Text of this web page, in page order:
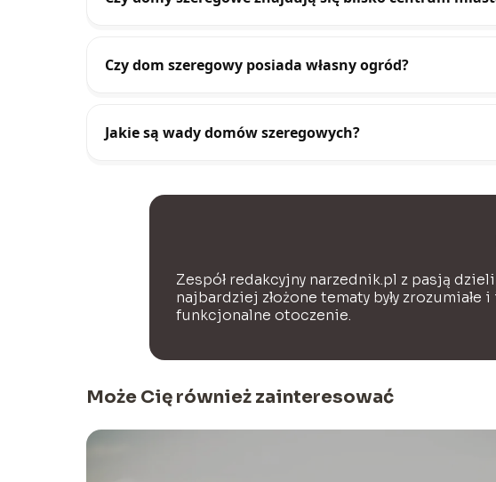
Czy dom szeregowy posiada własny ogród?
Jakie są wady domów szeregowych?
Zespół redakcyjny narzednik.pl z pasją
najbardziej złożone tematy były
funkcjonalne otoczenie.
Może Cię również zainteresować